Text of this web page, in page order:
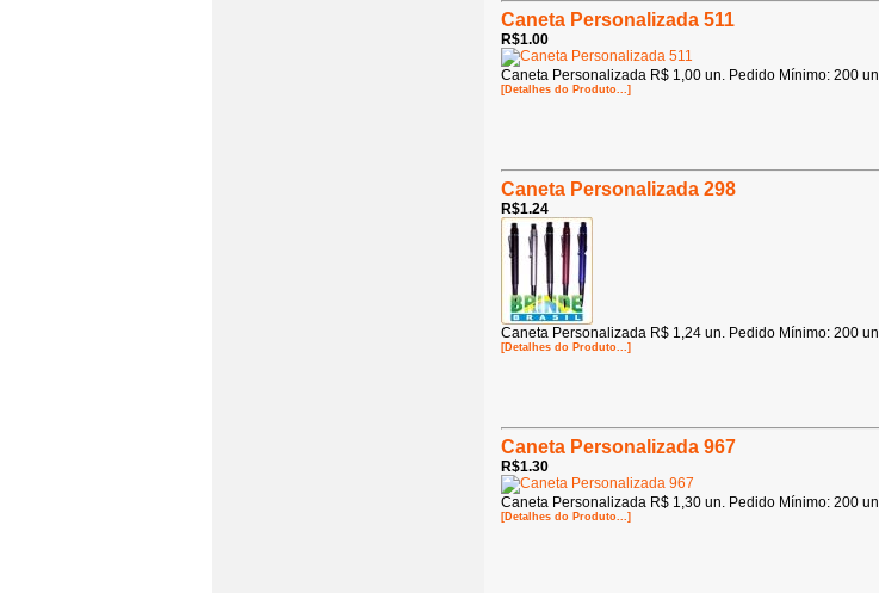
Caneta Personalizada 511
R$1.00
Caneta Personalizada R$ 1,00 un. Pedido Mínimo: 200 un.
[Detalhes do Produto...]
Caneta Personalizada 298
R$1.24
Caneta Personalizada R$ 1,24 un. Pedido Mínimo: 200 un.
[Detalhes do Produto...]
Caneta Personalizada 967
R$1.30
Caneta Personalizada R$ 1,30 un. Pedido Mínimo: 200 un.
[Detalhes do Produto...]